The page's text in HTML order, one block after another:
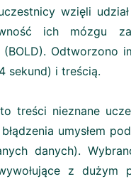
wzięli
ich mózgu
Odtworzono
sekund) i treścią.
treści nieznane
umysłem
danych).
z dużym